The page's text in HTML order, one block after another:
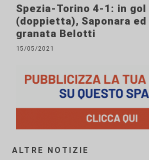
Spezia-Torino 4-1: in gol
(doppietta), Saponara
granata Belotti
15/05/2021
ALTRE NOTIZIE